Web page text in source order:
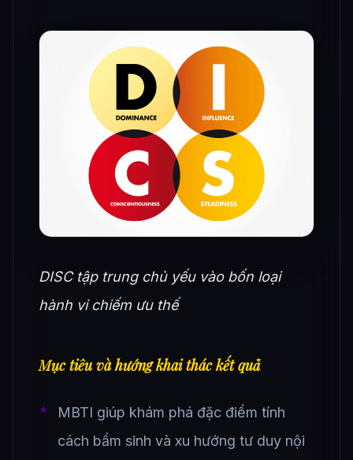
DISC tập trung chủ yếu vào bốn loại
hành vi chiếm ưu thế
Mục tiêu và hướng khai thác kết quả
MBTI giúp khám phá đặc điểm tính
cách bẩm sinh và xu hướng tư duy nội